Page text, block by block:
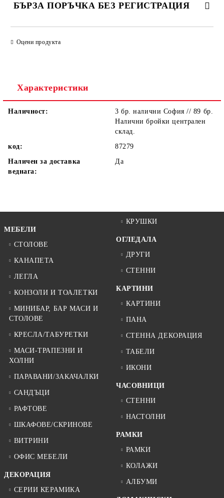
БЪРЗА ПОРЪЧКА БЕЗ РЕГИСТРАЦИЯ
Оцени продукта
Характеристики
Наличност:
3 бр. налични София // 89 бр.
Налични бройки централен
склад.
код:
87279
Наличен за доставка
веднага:
Да
МЕБЕЛИ
СТОЛОВЕ
КАНАПЕТА
ЛЕГЛА
КОНЗОЛИ И ТОАЛЕТКИ
МИНИБАР, БАР МАСИ И
СТОЛОВЕ
КРЕСЛА/ТАБУРЕТКИ
МАСИ-ТРАПЕЗНИ И
ХОЛНИ
ПАРАВАНИ/ЗАКАЧАЛКИ
САНДЪЦИ
РАФТОВЕ
ШКАФОВЕ/СКРИНОВЕ
ВИТРИНИ
ОФИС МЕБЕЛИ
ДЕКОРАЦИЯ
СЕРИИ КЕРАМИКА
КРУШКИ
ОГЛЕДАЛА
ДРУГИ
СТЕННИ
КАРТИНИ
КАРТИНИ
ПАНА
СТЕННА ДЕКОРАЦИЯ
ТАБЕЛИ
ИКОНИ
ЧАСОВНИЦИ
СТЕННИ
НАСТОЛНИ
РАМКИ
РАМКИ
КОЛАЖИ
АЛБУМИ